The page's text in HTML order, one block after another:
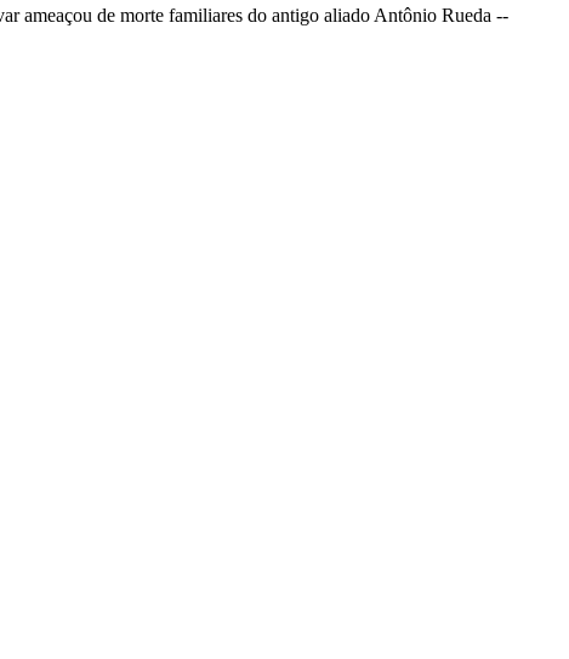
ameaçou de morte familiares do antigo aliado Antônio Rueda --